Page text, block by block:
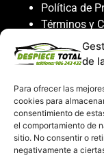
de
Para ofrecer las
cookies para
consentimiento de
el comportamiento de
sitio. No consentir o
negativamente a
Política de
Términos y
Política de
Servicio al
Contacto
986 243 432
608 867 074